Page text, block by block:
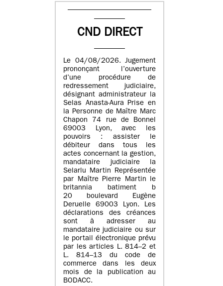
CND DIRECT
Le 04/08/2026. Jugement
prononçant l’ouverture
d’une procédure de
redressement judiciaire,
désignant administrateur la
Selas Anasta-Aura Prise en
la Personne de Maître Marc
Chapon 74 rue de Bonnel
69003 Lyon, avec les
pouvoirs : assister le
débiteur dans tous les
actes concernant la gestion,
mandataire judiciaire la
Selarlu Martin Représentée
par Maître Pierre Martin le
britannia batiment b
20 boulevard Eugène
Deruelle 69003 Lyon. Les
déclarations des créances
sont à adresser au
mandataire judiciaire ou sur
le portail électronique prévu
par les articles L. 814–2 et
L. 814–13 du code de
commerce dans les deux
mois de la publication au
BODACC.